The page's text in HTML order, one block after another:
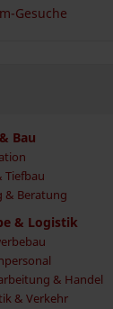
Gesuche
Bau
Tiefbau
& Beratung
& Logistik
& Handel
& Verkehr